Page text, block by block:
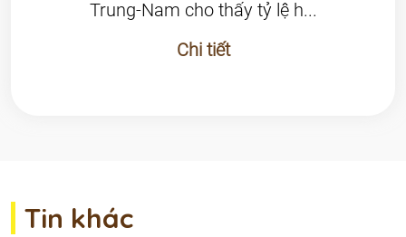
Trung-Nam cho thấy tỷ lệ h...
Chi tiết
Tin khác